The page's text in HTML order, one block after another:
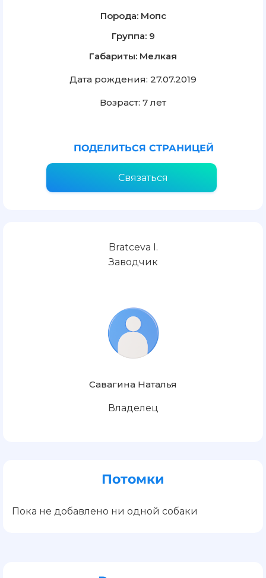
Порода: Мопс
Группа: 9
Габариты: Мелкая
Дата рождения: 27.07.2019
Возраст: 7 лет
ПОДЕЛИТЬСЯ СТРАНИЦЕЙ
Связаться
Bratceva I.
Заводчик
Савагина Наталья
Владелец
Потомки
Пока не добавлено ни одной собаки